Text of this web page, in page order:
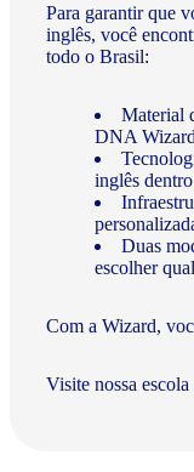
Para garantir que
inglês, você
todo o Brasil:
Material
DNA
inglês
Duas
escolher
Com a Wizard,
Visite nossa